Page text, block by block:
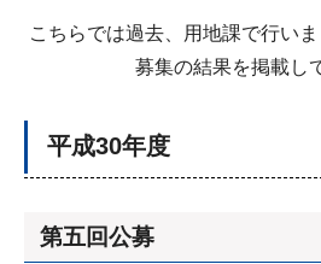
こちらでは過去、用地課で行い
募集の結果を掲載し
平成30年度
第五回公募